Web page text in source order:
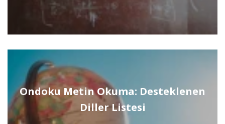
Ondoku Metin Okuma: Desteklenen
Diller Listesi